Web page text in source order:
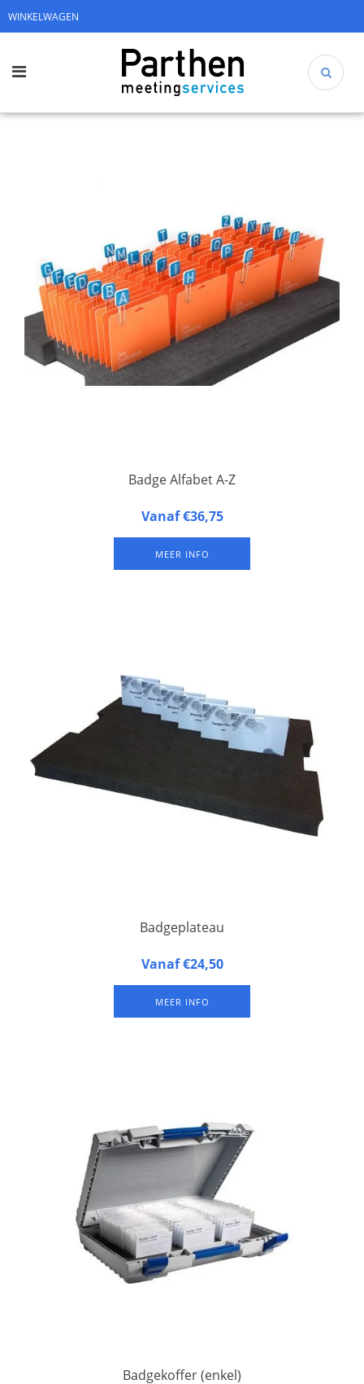
WINKELWAGEN
Badge Alfabet A-Z
Alfabetische Badge Indicatoren. Set van de 26 letters van het
Vanaf €36,75
MEER INFO
Badgeplateau
Badgeplateau van kunststof schuim
Vanaf €24,50
MEER INFO
Badgekoffer (enkel)